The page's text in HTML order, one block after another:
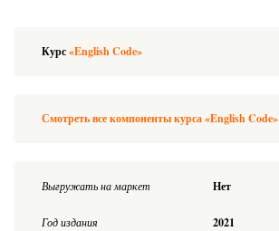
Курс«English Code»
Смотреть все компоненты курса «English Code»
Выгружать на маркет Нет
Год издания 2021